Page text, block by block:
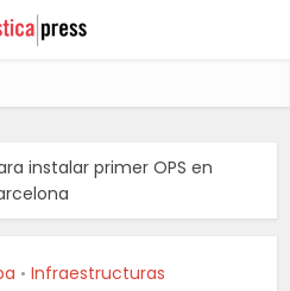
instalar primer OPS en
• Infraestructuras